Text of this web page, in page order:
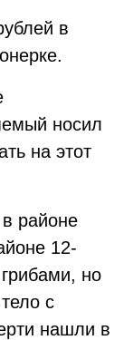
в
носил
на этот
районе
12-
но
с
нашли в